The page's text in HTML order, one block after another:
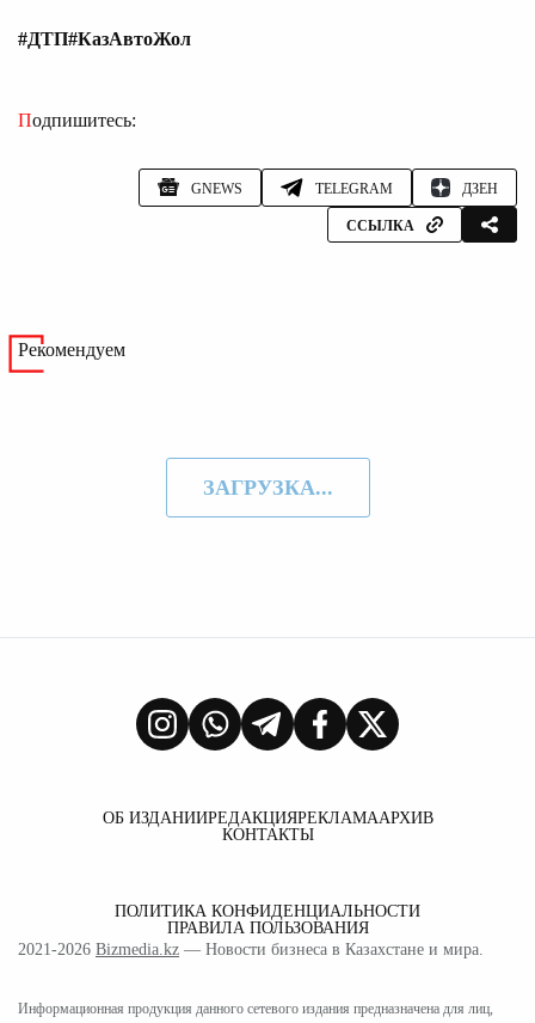
#ДТП#КазАвтоЖол
Подпишитесь:
GNEWS TELEGRAM ДЗЕН
ССЫЛКА
Рекомендуем
ЗАГРУЗКА...
ОБ ИЗДАНИИРЕДАКЦИЯРЕКЛАМААРХИВ
КОНТАКТЫ
ПОЛИТИКА КОНФИДЕНЦИАЛЬНОСТИ
ПРАВИЛА ПОЛЬЗОВАНИЯ
2021-2026 Bizmedia.kz — Новости бизнеса в Казахстане и мира.
Информационная продукция данного сетевого издания предназначена для лиц,